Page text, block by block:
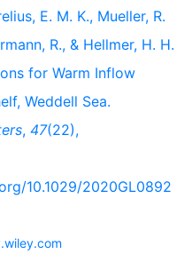
E. M. K., Mueller, R.
R., & Hellmer, H. H.
for Warm Inflow
Weddell Sea.
, 47(22),
10.1029/2020GL0892